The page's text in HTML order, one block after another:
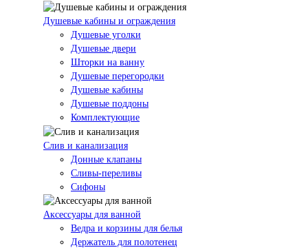
Душевые кабины и ограждения
Душевые уголки
Душевые двери
Шторки на ванну
Душевые перегородки
Душевые кабины
Душевые поддоны
Комплектующие
Слив и канализация
Донные клапаны
Сливы-переливы
Сифоны
Аксессуары для ванной
Ведра и корзины для белья
Держатель для полотенец